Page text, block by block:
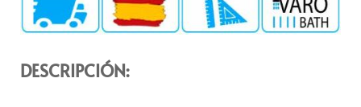
DESCRIPCIÓN: